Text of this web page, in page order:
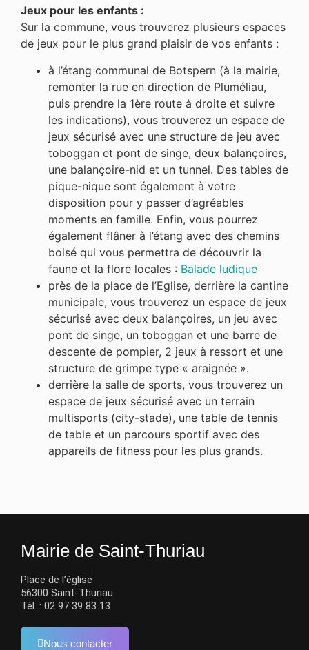
Jeux pour les enfants :
Sur la commune, vous trouverez plusieurs espaces
de jeux pour le plus grand plaisir de vos enfants :
à l’étang communal de Botspern (à la mairie,
remonter la rue en direction de Pluméliau,
puis prendre la 1ère route à droite et suivre
les indications), vous trouverez un espace de
jeux sécurisé avec une structure de jeu avec
toboggan et pont de singe, deux balançoires,
une balançoire-nid et un tunnel. Des tables de
pique-nique sont également à votre
disposition pour y passer d’agréables
moments en famille. Enfin, vous pourrez
également flâner à l’étang avec des chemins
boisé qui vous permettra de découvrir la
faune et la flore locales : Balade ludique
près de la place de l’Eglise, derrière la cantine
municipale, vous trouverez un espace de jeux
sécurisé avec deux balançoires, un jeu avec
pont de singe, un toboggan et une barre de
descente de pompier, 2 jeux à ressort et une
structure de grimpe type « araignée ».
derrière la salle de sports, vous trouverez un
espace de jeux sécurisé avec un terrain
multisports (city-stade), une table de tennis
de table et un parcours sportif avec des
appareils de fitness pour les plus grands.
Mairie de Saint-Thuriau
Place de l’église
56300 Saint-Thuriau
Tél. : 02 97 39 83 13
Nous contacter